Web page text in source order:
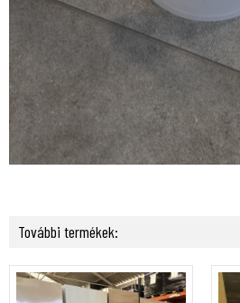
További termékek: